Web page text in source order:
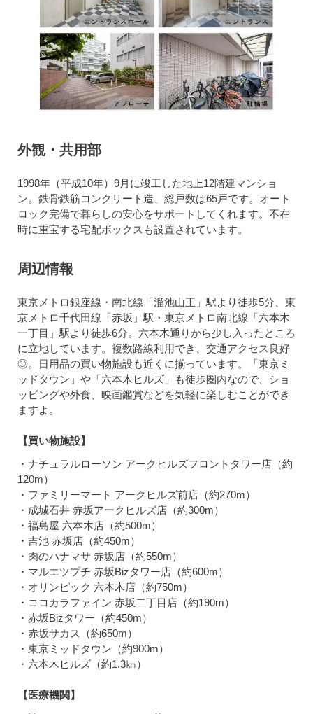
外観・共用部
1998年（平成10年）9月に竣工した地上12階建マンショ
ン。鉄骨鉄筋コンクリート造、総戸数は65戸です。オート
ロック完備で暮らしの安心をサポートしてくれます。不在
時に重宝する宅配ボックスも設置されています。
周辺情報
東京メトロ銀座線・南北線「溜池山王」駅より徒歩5分、東
京メトロ千代田線「赤坂」駅・東京メトロ南北線「六本木
一丁目」駅より徒歩6分。六本木通りから少し入ったところ
に立地しています。複数路線利用でき、交通アクセス良好
◎。日用品の買い物施設も近くに揃っています。「東京ミ
ッドタウン」や「六本木ヒルズ」も徒歩圏内なので、ショ
ッピングや外食、映画鑑賞などを気軽に楽しむことができ
ますよ。
【買い物施設】
・ナチュラルローソン アークヒルズフロントタワー店（約
120m）
・ファミリーマート アークヒルズ前店（約270m）
・成城石井 赤坂アークヒルズ店（約300m）
・福島屋 六本木店（約500m）
・吉池 赤坂店（約450m）
・肉のハナマサ 赤坂店（約550m）
・マルエツプチ 赤坂Bizタワー店（約600m）
・オリンピック 六本木店（約750m）
・ココカラファイン 赤坂二丁目店（約190m）
・赤坂Bizタワー（約450m）
・赤坂サカス（約650m）
・東京ミッドタウン（約900m）
・六本木ヒルズ（約1.3㎞）
【医療機関】